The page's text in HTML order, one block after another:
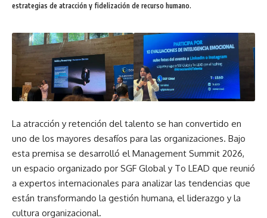
estrategias de atracción y fidelización de recurso humano.
La atracción y retención del talento se han convertido en
uno de los mayores desafíos para las organizaciones. Bajo
esta premisa se desarrolló el Management Summit 2026,
un espacio organizado por SGF Global y To LEAD que reunió
a expertos internacionales para analizar las tendencias que
están transformando la gestión humana, el liderazgo y la
cultura organizacional.